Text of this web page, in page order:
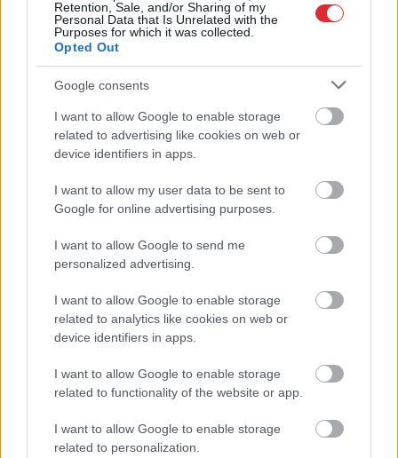
Retention, Sale, and/or Sharing of my
Personal Data that Is Unrelated with the
Purposes for which it was collected.
Opted Out
Google consents
I want to allow Google to enable storage
related to advertising like cookies on web or
device identifiers in apps.
I want to allow my user data to be sent to
Google for online advertising purposes.
I want to allow Google to send me
personalized advertising.
I want to allow Google to enable storage
related to analytics like cookies on web or
device identifiers in apps.
I want to allow Google to enable storage
related to functionality of the website or app.
I want to allow Google to enable storage
related to personalization.
3 datumi, kuros
dzimušos mēdz
uzskatīt par
biedējošiem
augšpēdus, ar tevi
pagaidām viss ir
Atcelt Ziņot